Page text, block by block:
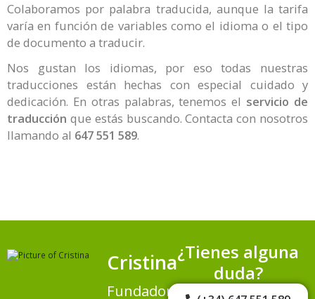
Colaboramos por palabra traducida, aunque la tarifa
varía en función de variables como el idioma o el tipo
de documento a traducir.
Nos gustan los idiomas, por eso todas nuestras
traducciones están hechas con especial cuidado y
dedicación. En otras palabras, tenemos el servicio de
traducción que estás buscando. Contacta con nosotros
llamando al 647 551 589.
Cristina
Fundadora
¿Tienes alguna
duda?